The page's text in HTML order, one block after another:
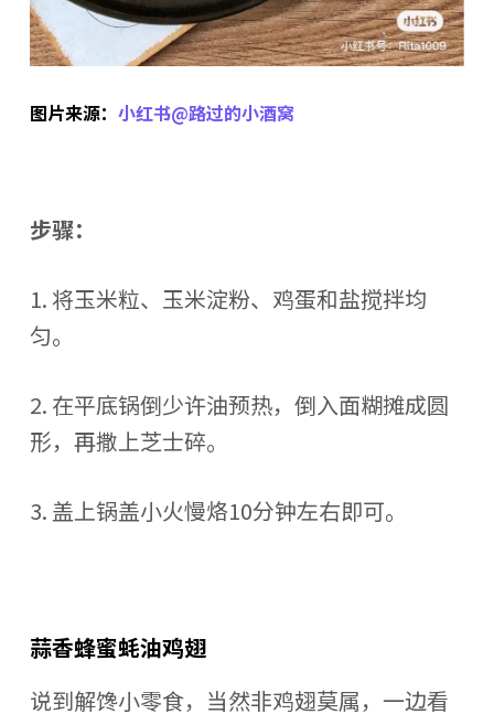
图片来源： 小红书@路过的小酒窝
步骤：
1. 将玉米粒、玉米淀粉、鸡蛋和盐搅拌均
匀。
2. 在平底锅倒少许油预热，倒入面糊摊成圆
形，再撒上芝士碎。
3. 盖上锅盖小火慢烙10分钟左右即可。
蒜香蜂蜜蚝油鸡翅
说到解馋小零食，当然非鸡翅莫属，一边看